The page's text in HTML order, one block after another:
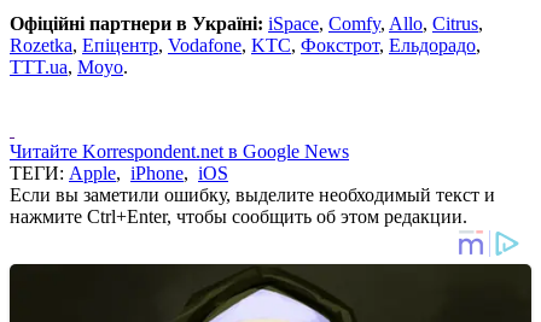
Офіційні партнери в Україні: iSpace, Comfy, Allo, Citrus,
Rozetka, Епіцентр, Vodafone, KTC, Фокстрот, Ельдорадо,
TTT.ua, Moyo.
Читайте Korrespondent.net в Google News
ТЕГИ: Apple, iPhone, iOS
Если вы заметили ошибку, выделите необходимый текст и
нажмите Ctrl+Enter, чтобы сообщить об этом редакции.